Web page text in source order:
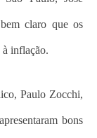
claro que os
à inflação.
Paulo Zocchi,
bons